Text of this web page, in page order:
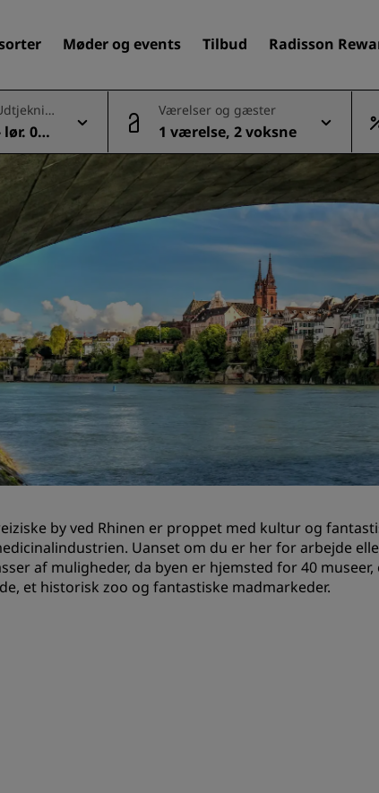
Møder og events Tilbud Radisson
Find dit hotel
Destinationer
Resorter
Lufthavnshoteller
Nye og kommende hoteller
Møder og arrangementer
Opdag Radisson Meetings
Book et mødelokale
Anmod om et tilbud
Destinationer til events
Brancheløsninger
Søg flyafgange
Søg flyafgange
08
Værelser og gæster
1 værelse, 2 voksne
by ved Rhinen er proppet med kultur og
Uanset om du er her for arbejde
af muligheder, da byen er hjemsted for 40
et historisk zoo og fantastiske madmarkeder.